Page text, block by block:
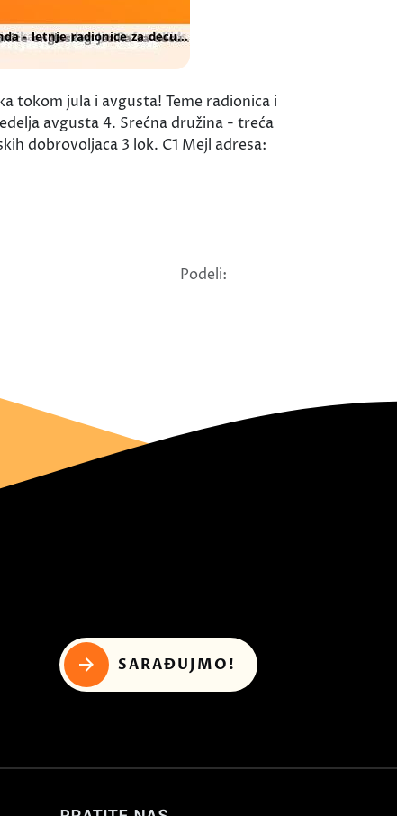
tokom jula i avgusta! Teme radionica i
avgusta 4. Srećna družina - treća
dobrovoljaca 3 lok. C1 Mejl adresa:
Podeli:
SARAĐUJMO!